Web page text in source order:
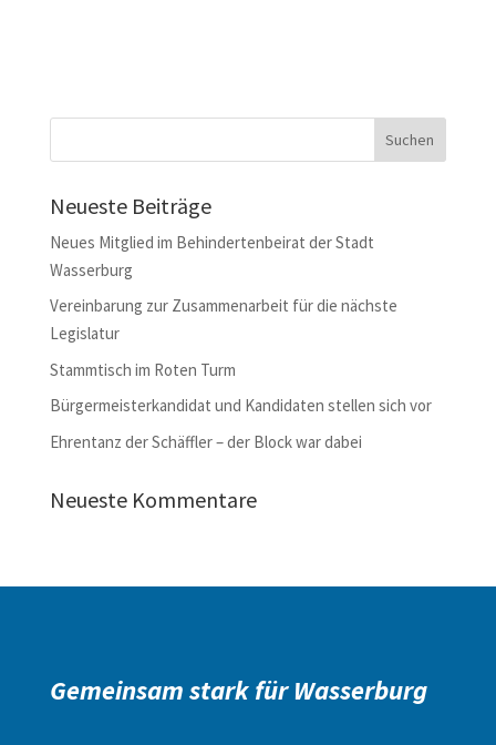
Neueste Beiträge
Neues Mitglied im Behindertenbeirat der Stadt
Wasserburg
Vereinbarung zur Zusammenarbeit für die nächste
Legislatur
Stammtisch im Roten Turm
Bürgermeisterkandidat und Kandidaten stellen sich vor
Ehrentanz der Schäffler – der Block war dabei
Neueste Kommentare
Gemeinsam stark für Wasserburg